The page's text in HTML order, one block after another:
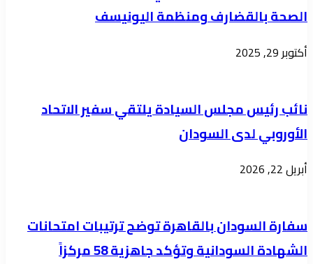
البحر
الاحمر
لقوات
الدفاع
المدني
الصحة بالقضارف ومنظمة اليونيسف
أكتوبر 29, 2025
نائب رئيس مجلس السيادة يلتقي سفير الاتحاد
الأوروبي لدى السودان
أبريل 22, 2026
سفارة السودان بالقاهرة توضح ترتيبات امتحانات
الشهادة السودانية وتؤكد جاهزية 58 مركزاً